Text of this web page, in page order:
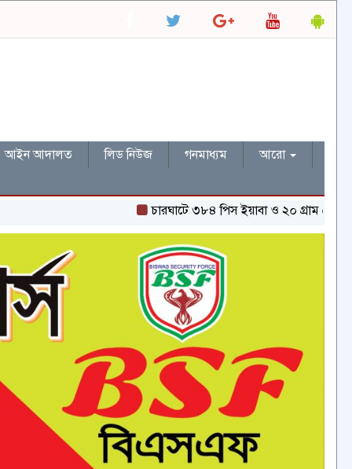
আইন আদালত লিড নিউজ গনমাধ্যম
আরো
চারঘাটে ৩৮৪ পিস ইয়াবা ও ২০ গ্রাম হেরোইনসহ একজন